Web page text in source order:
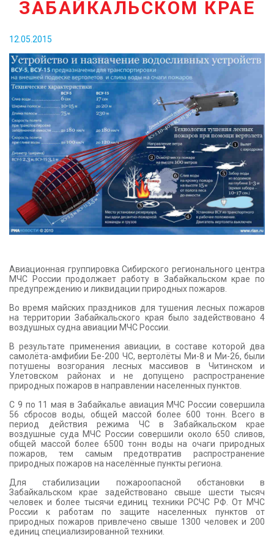
КОНТАКТЫ
ЗАБАЙКАЛЬСКОМ КРАЕ
12.05.2015
Авиационная группировка Сибирского регионального центра
МЧС России продолжает работу в Забайкальском крае по
предупреждению и ликвидации природных пожаров.
Во время майских праздников для тушения лесных пожаров
на территории Забайкальского края было задействовано 4
воздушных судна авиации МЧС России.
В результате применения авиации, в составе которой два
самолёта-амфибии Бе-200 ЧС, вертолёты Ми-8 и Ми-26, были
потушены возгорания лесных массивов в Читинском и
Улетовском районах и не допущено распространение
природных пожаров в направлении населенных пунктов.
С 9 по 11 мая в Забайкалье авиация МЧС России совершила
56 сбросов воды, общей массой более 600 тонн. Всего в
период действия режима ЧС в Забайкальском крае
воздушные суда МЧС России совершили около 650 сливов,
общей массой более 6500 тонн воды на очаги природных
пожаров, тем самым предотвратив распространение
природных пожаров на населённые пункты региона.
Для стабилизации пожароопасной обстановки в
Забайкальском крае задействовано свыше шести тысяч
человек и более тысячи единиц техники РСЧС РФ. От МЧС
России к работам по защите населенных пунктов от
природных пожаров привлечено свыше 1300 человек и 200
единиц специализированной техники.